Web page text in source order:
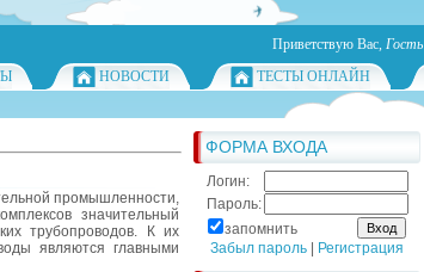
Приветствую Вас, Гость
НОВОСТИ
ТЕСТЫ ОНЛАЙН
ФОРМА ВХОДА
Логин:
Пароль:
запомнить
Забыл пароль
Регистрация
промышленности,
значительный
трубопроводов. К их
являются главными